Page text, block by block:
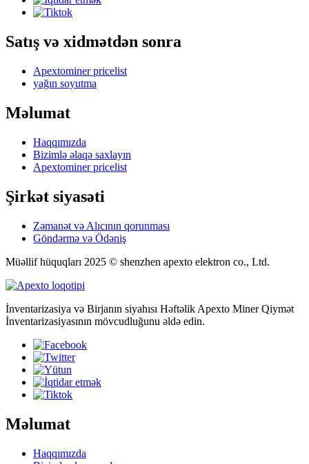
Satış və xidmətdən sonra
Apextominer pricelist
yağın soyutma
Məlumat
Haqqımızda
Bizimlə əlaqə saxlayın
Apextominer pricelist
Şirkət siyasəti
Zəmanət və Alıcının qorunması
Göndərmə və Ödəniş
Müəllif hüquqları 2025 © shenzhen apexto elektron co., Ltd.
İnventarizasiya və Birjanın siyahısı Həftəlik Apexto Miner Qiymət
İnventarizasiyasının mövcudluğunu əldə edin.
Məlumat
Haqqımızda